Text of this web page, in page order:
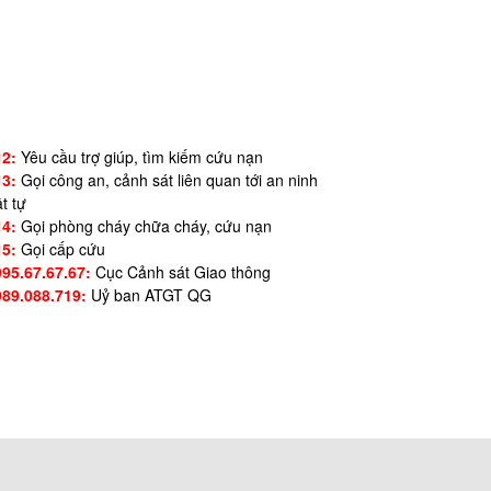
Yêu cầu trợ giúp, tìm kiếm cứu nạn
Gọi công an, cảnh sát liên quan tới an ninh
tự
Gọi phòng cháy chữa cháy, cứu nạn
Gọi cấp cứu
Cục Cảnh sát Giao thông
Uỷ ban ATGT QG